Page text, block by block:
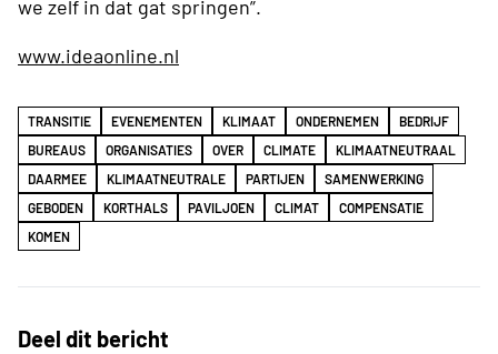
we zelf in dat gat springen”.
www.ideaonline.nl
TRANSITIE EVENEMENTEN KLIMAAT ONDERNEMEN
BEDRIJF
BUREAUS
ORGANISATIES OVER CLIMATE
KLIMAATNEUTRAAL
DAARMEE
KLIMAATNEUTRALE PARTIJEN
SAMENWERKING
GEBODEN
KORTHALS PAVILJOEN CLIMAT
COMPENSATIE
KOMEN
Deel dit bericht